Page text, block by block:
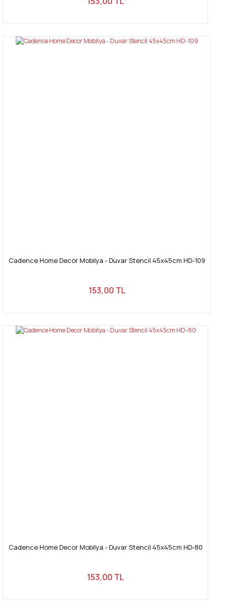
Cadence Home Decor Mobilya - Duvar Stencil 45x45cm HD-109
153,00 TL
Cadence Home Decor Mobilya - Duvar Stencil 45x45cm HD-80
153,00 TL